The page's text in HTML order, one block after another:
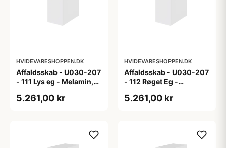
HVIDEVARESHOPPEN.DK
Affaldsskab - U030-207
- 111 Lys eg - Melamin,
5.261,00 kr
HVIDEVARESHOPPEN.DK
Affaldsskab - U030-207
- 112 Røget Eg -
5.261,00 kr